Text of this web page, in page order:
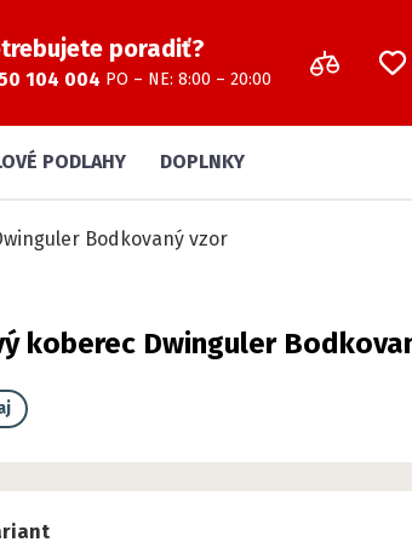
poradiť?
104 004 PO – NE: 8:00 – 20:00
PODLAHY DOPLNKY
Bodkovaný vzor
koberec Dwinguler